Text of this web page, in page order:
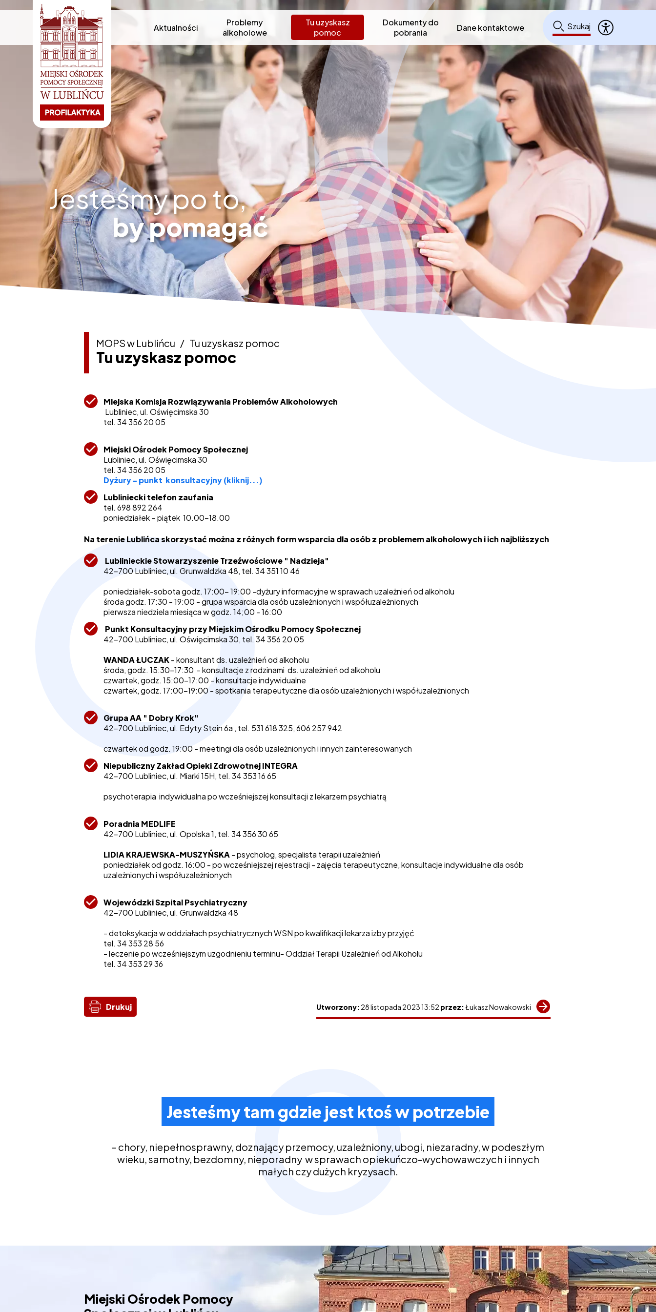
Aktualności
Problemy
alkoholowe
Tu uzyskasz
pomoc
Dokumenty do
pobrania
Dane kontaktowe Szukaj
Jesteśmy po to,
by pomagać
MOPS w Lublińcu / Tu uzyskasz pomoc
Tu uzyskasz pomoc
Miejska Komisja Rozwiązywania Problemów Alkoholowych
Lubliniec, ul. Oświęcimska 30
tel. 34 356 20 05
Miejski Ośrodek Pomocy Społecznej
Lubliniec, ul. Oświęcimska 30
tel. 34 356 20 05
Dyżury - punkt konsultacyjny (kliknij...)
Lubliniecki telefon zaufania
tel. 698 892 264
poniedziałek – piątek 10.00-18.00
Na terenie Lublińca skorzystać można z różnych form wsparcia dla osób z problemem alkoholowych i ich najbliższych
Lublinieckie Stowarzyszenie Trzeźwościowe " Nadzieja"
42-700 Lubliniec, ul. Grunwaldzka 48, tel. 34 351 10 46
poniedziałek-sobota godz. 17:00- 19:00 -dyżury informacyjne w sprawach uzależnień od alkoholu
środa godz. 17:30 - 19:00 - grupa wsparcia dla osób uzależnionych i współuzależnionych
pierwsza niedziela miesiąca w godz. 14;00 - 16:00
Punkt Konsultacyjny przy Miejskim Ośrodku Pomocy Społecznej
42-700 Lubliniec, ul. Oświęcimska 30, tel. 34 356 20 05
WANDA ŁUCZAK- konsultant ds. uzależnień od alkoholu
środa, godz. 15:30-17:30 - konsultacje z rodzinami ds. uzależnień od alkoholu
czwartek, godz. 15:00-17:00 - konsultacje indywidualne
czwartek, godz. 17:00-19:00 - spotkania terapeutyczne dla osób uzależnionych i współuzależnionych
Grupa AA " Dobry Krok"
42-700 Lubliniec, ul. Edyty Stein 6a , tel. 531 618 325, 606 257 942
czwartek od godz. 19:00 - meetingi dla osób uzależnionych i innych zainteresowanych
Niepubliczny Zakład Opieki Zdrowotnej INTEGRA
42-700 Lubliniec, ul. Miarki 15H, tel. 34 353 16 65
psychoterapia indywidualna po wcześniejszej konsultacji z lekarzem psychiatrą
Poradnia MEDLIFE
42-700 Lubliniec, ul. Opolska 1, tel. 34 356 30 65
LIDIA KRAJEWSKA-MUSZYŃSKA - psycholog, specjalista terapii uzależnień
poniedziałek od godz. 16:00 - po wcześniejszej rejestracji - zajęcia terapeutyczne, konsultacje indywidualne dla osób
uzależnionych i współuzależnionych
Wojewódzki Szpital Psychiatryczny
42-700 Lubliniec, ul. Grunwaldzka 48
- detoksykacja w oddziałach psychiatrycznych WSN po kwalifikacji lekarza izby przyjęć
tel. 34 353 28 56
- leczenie po wcześniejszym uzgodnieniu terminu- Oddział Terapii Uzależnień od Alkoholu
tel. 34 353 29 36
Drukuj Utworzony: 28 listopada 2023 13:52 przez:Łukasz Nowakowski
Jesteśmy tam gdzie jest ktoś w potrzebie
– chory, niepełnosprawny, doznający przemocy, uzależniony, ubogi, niezaradny, w podeszłym
wieku, samotny, bezdomny, nieporadny w sprawach opiekuńczo-wychowawczych i innych
małych czy dużych kryzysach.
Miejski Ośrodek Pomocy